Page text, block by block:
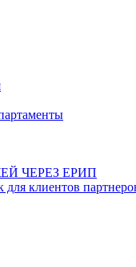
ЧЕРЕЗ ЕРИП
для клиентов